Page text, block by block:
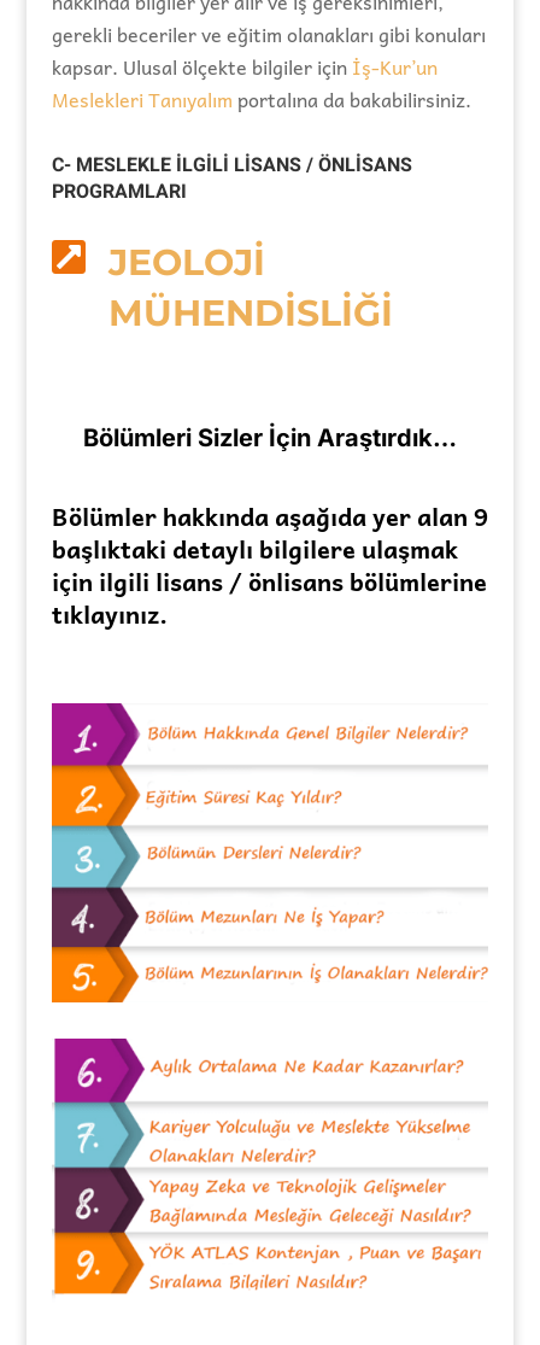
gerekli beceriler ve eğitim olanakları gibi konuları
kapsar. Ulusal ölçekte bilgiler içinİş-Kur’un
Meslekleri Tanıyalım portalına da bakabilirsiniz.
C- MESLEKLE İLGİLİ LİSANS / ÖNLİSANS
PROGRAMLARI

JEOLOJİ
MÜHENDİSLİĞİ
Bölümleri Sizler İçin Araştırdık…
Bölümler hakkında aşağıda yer alan 9
başlıktaki detaylı bilgilere ulaşmak
için ilgili lisans / önlisans bölümlerine
tıklayınız.